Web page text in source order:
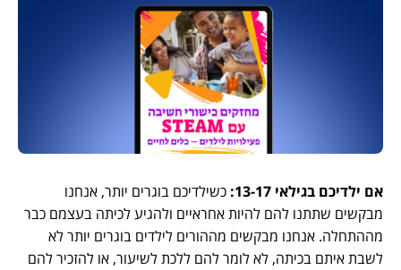
אם ילדיכם בגילאי 13-17:
כשילדיכם בוגרים יותר, אנחנו
מבקשים שתתנו להם להיות אחראיים ולהגיע לכיתה בעצמם כבר
מההתחלה. אנחנו מבקשים מההורים לילדים בוגרים יותר לא
לשבת איתם בכיתה, לא לומר להם ללכת לשיעור, או להזכיר להם